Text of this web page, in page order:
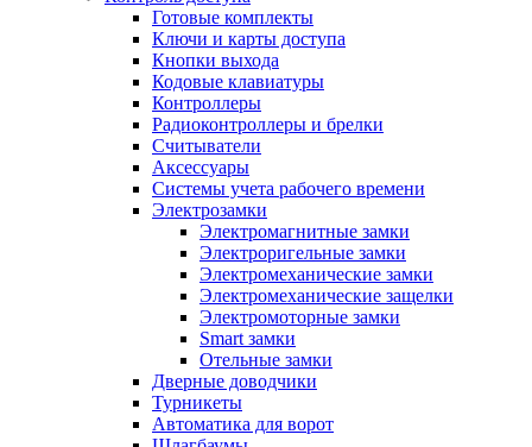
Готовые комплекты
Ключи и карты доступа
Кнопки выхода
Кодовые клавиатуры
Контроллеры
Радиоконтроллеры и брелки
Считыватели
Аксессуары
Системы учета рабочего времени
Электрозамки
Электромагнитные замки
Электроригельные замки
Электромеханические замки
Электромеханические защелки
Электромоторные замки
Smart замки
Отельные замки
Дверные доводчики
Турникеты
Автоматика для ворот